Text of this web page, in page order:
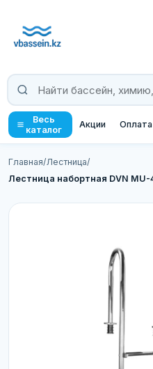
Весь
каталог
Акции Оплата
Главная/Лестница/
Лестница набортная DVN MU-